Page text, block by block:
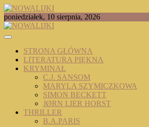
Skip
to
content
NOWALIJKI
TOMASZ RADOCHOŃSKI PISZE O
poniedziałek, 10 sierpnia, 2026
STRONA GŁÓWNA
LITERATURA PIĘKNA
KRYMINAŁ
C.J. SANSOM
MARYLA SZYMICZKOWA
SIMON BECKETT
JØRN LIER HORST
THRILLER
B.A.PARIS